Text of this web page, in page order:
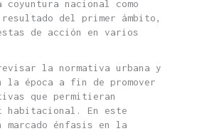
nacional como
del primer ámbito,
de acción en varios
la normativa urbana y
la época a fin de promover
que permitieran
habitacional. En este
énfasis en la